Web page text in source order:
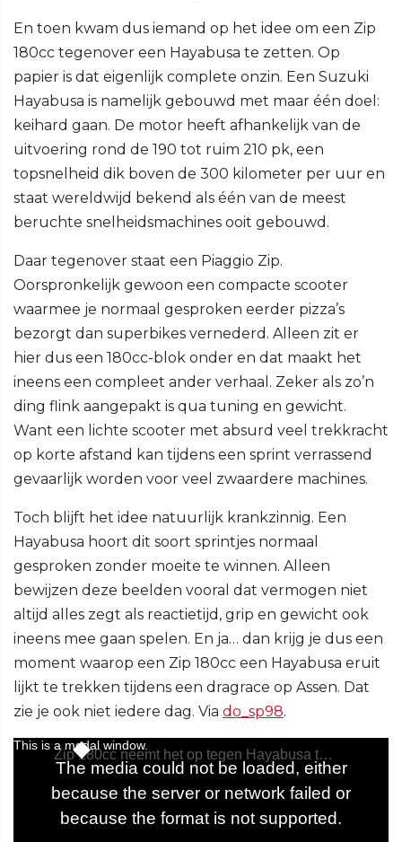
En toen kwam dus iemand op het idee om een Zip
180cc tegenover een Hayabusa te zetten. Op
papier is dat eigenlijk complete onzin. Een Suzuki
Hayabusa is namelijk gebouwd met maar één doel:
keihard gaan. De motor heeft afhankelijk van de
uitvoering rond de 190 tot ruim 210 pk, een
topsnelheid dik boven de 300 kilometer per uur en
staat wereldwijd bekend als één van de meest
beruchte snelheidsmachines ooit gebouwd.
Daar tegenover staat een Piaggio Zip.
Oorspronkelijk gewoon een compacte scooter
waarmee je normaal gesproken eerder pizza’s
bezorgt dan superbikes vernederd. Alleen zit er
hier dus een 180cc-blok onder en dat maakt het
ineens een compleet ander verhaal. Zeker als zo’n
ding flink aangepakt is qua tuning en gewicht.
Want een lichte scooter met absurd veel trekkracht
op korte afstand kan tijdens een sprint verrassend
gevaarlijk worden voor veel zwaardere machines.
Toch blijft het idee natuurlijk krankzinnig. Een
Hayabusa hoort dit soort sprintjes normaal
gesproken zonder moeite te winnen. Alleen
bewijzen deze beelden vooral dat vermogen niet
altijd alles zegt als reactietijd, grip en gewicht ook
ineens mee gaan spelen. En ja… dan krijg je dus een
moment waarop een Zip 180cc een Hayabusa eruit
lijkt te trekken tijdens een dragrace op Assen. Dat
zie je ook niet iedere dag. Via do_sp98.